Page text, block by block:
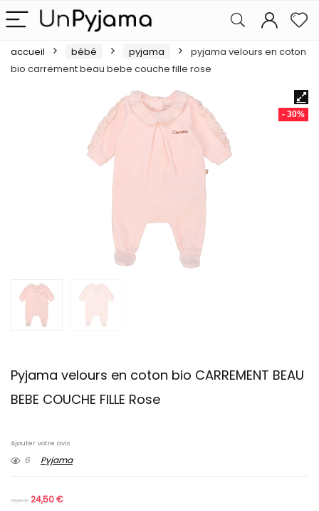
accueil bébé pyjama
pyjama velours en coton
bio carrement beau bebe couche fille rose
- 30%
Pyjama velours en coton bio CARREMENT BEAU
BEBE COUCHE FILLE Rose
Ajouter votre avis
6 Pyjama
35,00€ 24,50€